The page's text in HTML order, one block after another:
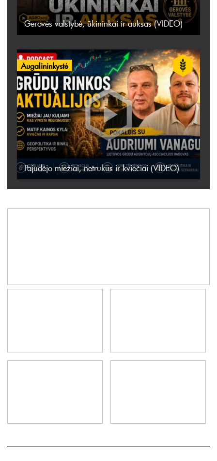
Gerovės valstybė, ūkininkai ir auksas (VIDEO)
Augalininkystė
Pajudėjo miežiai, netrukus ir kviečiai (VIDEO)